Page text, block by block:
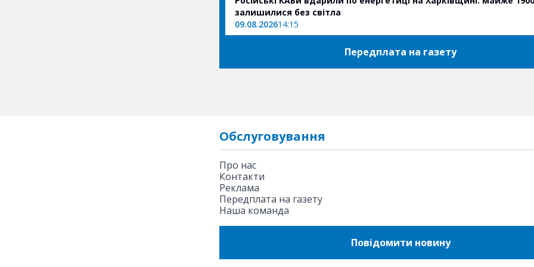
залишилися без світла
09.08.202614:15
Передплата на газету
Обслуговування
Про нас
Контакти
Реклама
Передплата на газету
Наша команда
Повідомити новину